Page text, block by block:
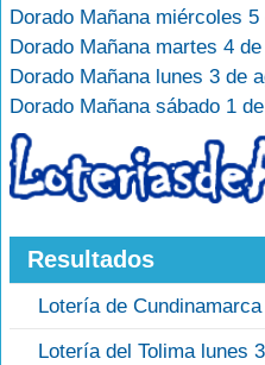
Dorado Mañana miércoles
Dorado Mañana martes 4
Dorado Mañana lunes 3 de
Dorado Mañana sábado 1
Resultados
Lotería de
Lotería del Tolima lunes